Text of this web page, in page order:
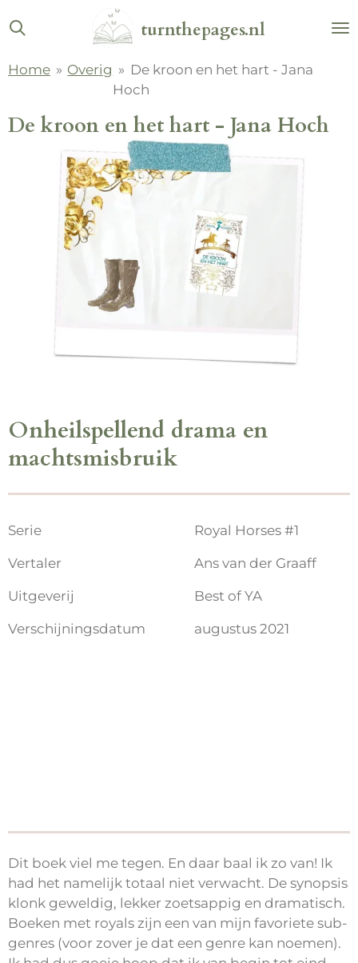
Ga
direct
de
turnthepages.nl
Home » Overig » De kroon en het hart - Jana
Hoch
De kroon en het hart - Jana Hoch
Onheilspellend drama en
machtsmisbruik
Serie Royal Horses #1
Vertaler Ans van der Graaff
Uitgeverij Best of YA
Verschijningsdatum augustus 2021
Dit boek viel me tegen. En daar baal ik zo van! Ik
had het namelijk totaal niet verwacht. De synopsis
klonk geweldig, lekker zoetsappig en dramatisch.
Boeken met royals zijn een van mijn favoriete sub-
genres (voor zover je dat een genre kan noemen).